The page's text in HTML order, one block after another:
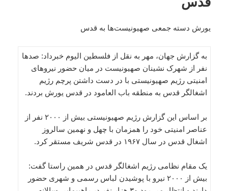
یورش دسته جمعی صهیونیست‌ها به قدس
به گزارش جهان، مهر به نقل از فلسطین الیوم خبرداد: صدها
نفر از شهرک نشینان صهیونیست در میان حضور نیروهای
امنیتی رژیم صهیونیستی با در دست داشتن پرچم رژیم
اشغالگر قدس به منطقه باب العامود در قدس یورش بردند.
بر اساس این گزارش رژیم صهیونیستی بیش از ۲۰۰۰ نفر از
عناصر امنیتی خود را همزمان با چهل و نهمین سالروز
اشغال قدس در سال ۱۹۶۷ در قدس شریف مستقر کرد.
یک مقام نظامی رژیم اشغالگر قدس در همین راستا گفت:
بیش از ۲۰۰۰ نیرو با پوشیدن لباس رسمی و شهری حضور